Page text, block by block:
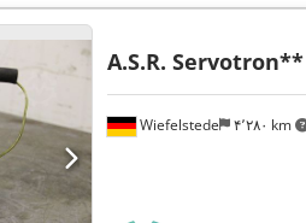
Wiefelstede ۴٬۲۸۰ km
A.S.R. Servotron**